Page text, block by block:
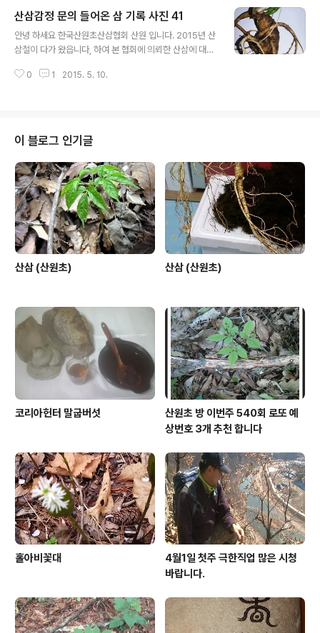
니다. 하지만 경험과 협회의 규정상 약간의 미비한 부분이
있더라도 이해 하시고,가능한 오해의 소지가 없도록 최선
을 다 하겠읍니다. 1,본협회에서는 일단 산에서 채심한
겠읍니다. 2,그외에 외래종과 인삼에 가까운삼 그리고 산
산삼감정 문의 들어온 삼 기록 사진 41
안녕 하세요 한국산원초산삼협회 산원 입니다. 2015년 산
삼철이 다가 왔읍니다, 하여 본 협회에 의뢰한 산삼에 대한
로써 모든 약초 중에 최고의 선약으로 알려 져 있읍니다, 또
있더라도 이해 하시고,가능한 오해의 소지가 없도록 최선
을 다 하겠읍니다. 1,본협회에서는 일단 산에서 채심한
삼에 대해서는 자연산삼 야생산삼 그리고 산삼 이라고 하
겠읍니다. 2,그외에 외래종과 인삼에 가까운삼 그리고 산
양삼 및 산양산삼에 대한 부분도 별도로 취급 합니다.
3,본 협회에 의..
0 1 2015. 5. 10.
이 블로그 인기글
산삼 (산원초) 산삼 (산원초)
코리아헌터 말굽버섯
산원초 방 이번주 540회 로또 예
상번호 3개 추천 합니다
홀아비꽃대
4월1일 첫주 극한직업 많은 시청
바랍니다.